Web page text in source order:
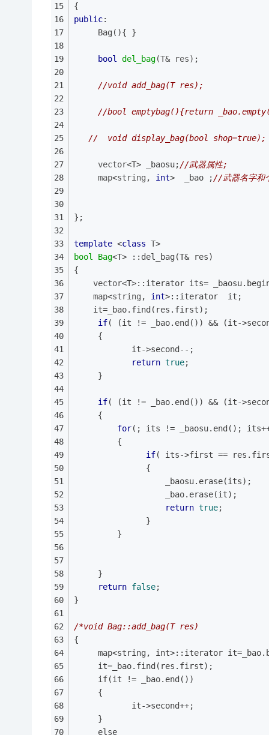
{
public:
	 Bag(){ }
bool del_bag(T& res) ;
//void add_bag(T res);
//bool emptybag(){return
//  void display_bag(bool shop=true);
vector<T> _baosu;//武器属性;
map<string , int>  _bao ;//武器名字和
};
template <class T>
bool
Bag<T> ::del_bag(T& res)
{
vector<T>::iterator its=
map<string , int>::iterator  it;
    it=_bao.find(res.first);
if( (it != _bao.end()) && (it-
     {
			it->second--;
return true;
     }
if( (it != _bao.end()) && (it-
     {
for(; its != _baosu.end();
  	     {
if( its->first ==
	           {
                   _baosu.erase(its);
                   _bao.erase(it);
return true;
               }
         }
     }
return false;
}
/*void Bag::add_bag(T res)
{
map<string, int>::iterator
     it=_bao.find(res.first);
     if(it != _bao.end())
     {
			it->second++;
     }
     else